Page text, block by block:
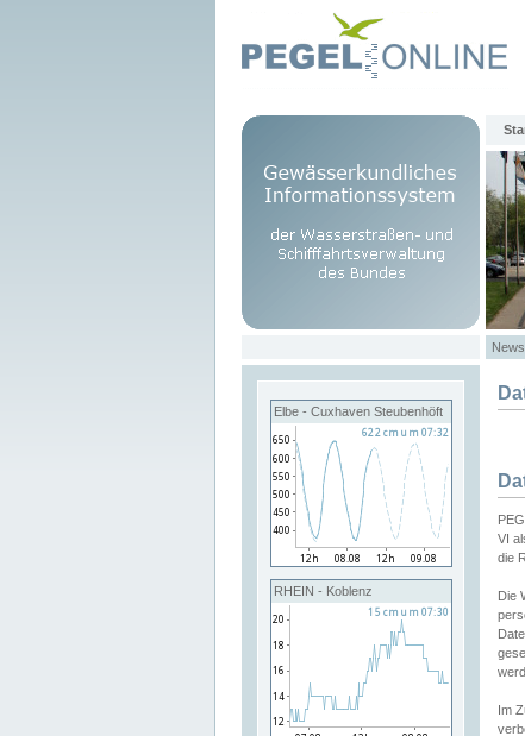
Elbe - Cuxhaven Steubenhöft
RHEIN - Koblenz
VI
die
Die
Im